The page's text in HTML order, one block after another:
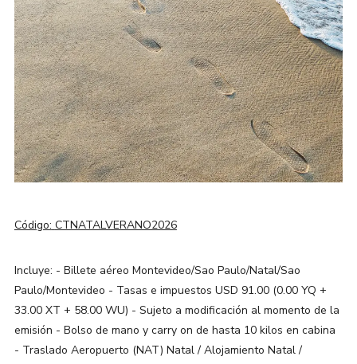
Código: CTNATALVERANO2026
Incluye: - Billete aéreo Montevideo/Sao Paulo/Natal/Sao
Paulo/Montevideo - Tasas e impuestos USD 91.00 (0.00 YQ +
33.00 XT + 58.00 WU) - Sujeto a modificación al momento de la
emisión - Bolso de mano y carry on de hasta 10 kilos en cabina
- Traslado Aeropuerto (NAT) Natal / Alojamiento Natal /